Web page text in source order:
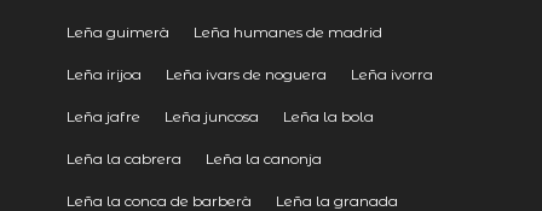
Leña guimerà Leña humanes de madrid
Leña irijoa Leña ivars de noguera Leña ivorra
Leña jafre Leña juncosa Leña la bola
Leña la cabrera Leña la canonja
Leña la conca de barberà Leña la granada